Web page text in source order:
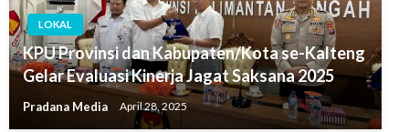
LOKAL
KPU Provinsi dan Kabupaten/Kota se-Kalteng
Gelar Evaluasi Kinerja Jagat Saksana 2025
Pradana Media April 28, 2025